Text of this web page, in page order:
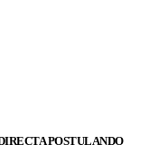
POSTULANDO